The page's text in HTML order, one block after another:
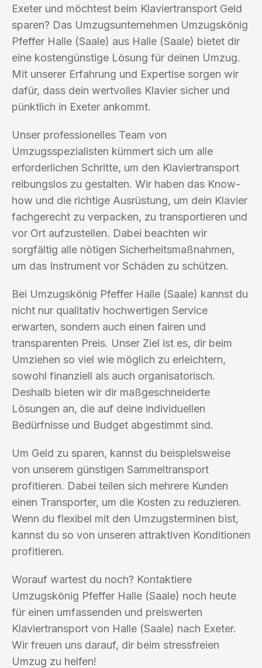
Exeter und möchtest beim Klaviertransport Geld
sparen? Das Umzugsunternehmen Umzugskönig
Pfeffer Halle (Saale) aus Halle (Saale) bietet dir
eine kostengünstige Lösung für deinen Umzug.
Mit unserer Erfahrung und Expertise sorgen wir
dafür, dass dein wertvolles Klavier sicher und
pünktlich in Exeter ankommt.
Unser professionelles Team von
Umzugsspezialisten kümmert sich um alle
erforderlichen Schritte, um den Klaviertransport
reibungslos zu gestalten. Wir haben das Know-
how und die richtige Ausrüstung, um dein Klavier
fachgerecht zu verpacken, zu transportieren und
vor Ort aufzustellen. Dabei beachten wir
sorgfältig alle nötigen Sicherheitsmaßnahmen,
um das Instrument vor Schäden zu schützen.
Bei Umzugskönig Pfeffer Halle (Saale) kannst du
nicht nur qualitativ hochwertigen Service
erwarten, sondern auch einen fairen und
transparenten Preis. Unser Ziel ist es, dir beim
Umziehen so viel wie möglich zu erleichtern,
sowohl finanziell als auch organisatorisch.
Deshalb bieten wir dir maßgeschneiderte
Lösungen an, die auf deine individuellen
Bedürfnisse und Budget abgestimmt sind.
Um Geld zu sparen, kannst du beispielsweise
von unserem günstigen Sammeltransport
profitieren. Dabei teilen sich mehrere Kunden
einen Transporter, um die Kosten zu reduzieren.
Wenn du flexibel mit den Umzugsterminen bist,
kannst du so von unseren attraktiven Konditionen
profitieren.
Worauf wartest du noch? Kontaktiere
Umzugskönig Pfeffer Halle (Saale) noch heute
für einen umfassenden und preiswerten
Klaviertransport von Halle (Saale) nach Exeter.
Wir freuen uns darauf, dir beim stressfreien
Umzug zu helfen!